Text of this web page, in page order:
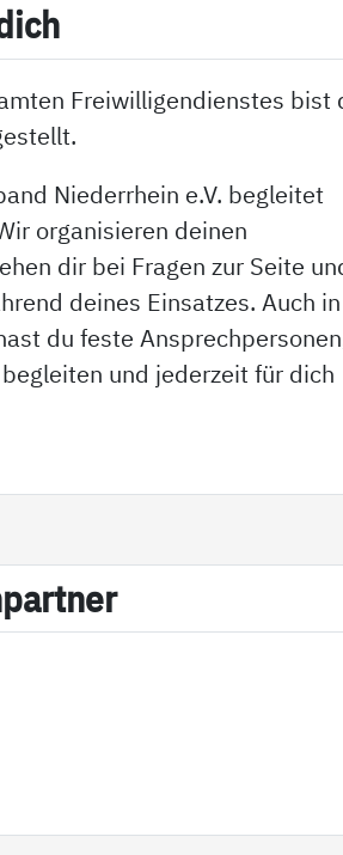
Freiwilligendienstes bist
Niederrhein e.V. begleitet
organisieren deinen
dir bei Fragen zur Seite
deines Einsatzes. Auch in
du feste
und jederzeit für dich